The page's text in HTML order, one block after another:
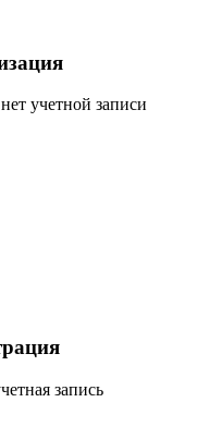
учетной записи
запись